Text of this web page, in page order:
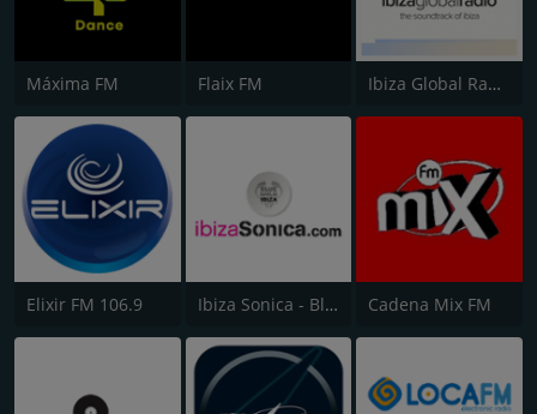
Máxima FM Flaix FM Ibiza Global Radio
Elixir FM 106.9 Ibiza Sonica - Blue Marlin Ibiza Radio Cadena Mix FM